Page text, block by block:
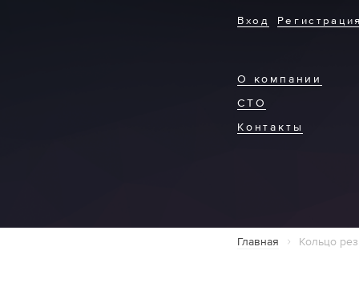
О компании
СТО
Контакты
Вход
Главная Кольцо